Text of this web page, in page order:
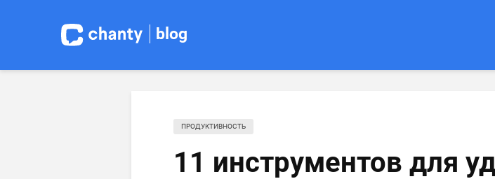
blog
ПРОДУКТИВНОСТЬ
11 инструментов для